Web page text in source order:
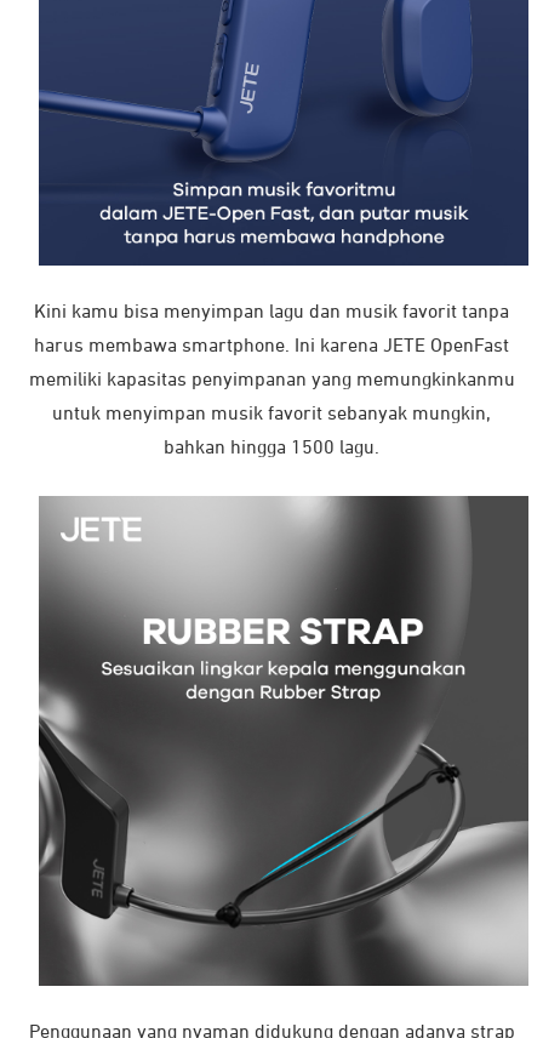
Kini kamu bisa menyimpan lagu dan musik favorit tanpa
harus membawa smartphone. Ini karena JETE OpenFast
memiliki kapasitas penyimpanan yang memungkinkanmu
untuk menyimpan musik favorit sebanyak mungkin,
bahkan hingga 1500 lagu.
Penggunaan yang nyaman didukung dengan adanya strap